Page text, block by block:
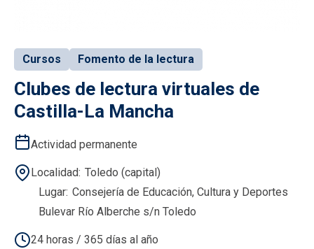
Cursos Fomento de la lectura
Clubes de lectura virtuales de
Castilla-La Mancha
Actividad permanente
Localidad Toledo (capital)
Lugar Consejería de Educación, Cultura y Deportes
Bulevar Río Alberche s/n Toledo
24 horas / 365 días al año